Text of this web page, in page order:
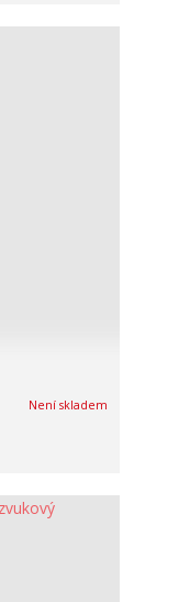
Není skladem